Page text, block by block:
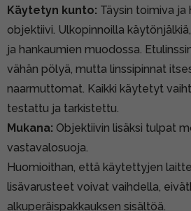
Käytetyn kunto: Täysin toimiva ja
objektiivi. Ulkopinnoilla
ja hankaumien muodossa.
vähän pölyä, mutta linssipinnat
naarmuttomat. Kaikki käytetyt
testattu ja tarkistettu.
Mukana: Objektiivin lisäksi tulpat
vastavalosuoja.
Huomioithan, että käytettyjen
lisävarusteet voivat vaihdella,
alkuperäispakkauksen sisältöä.